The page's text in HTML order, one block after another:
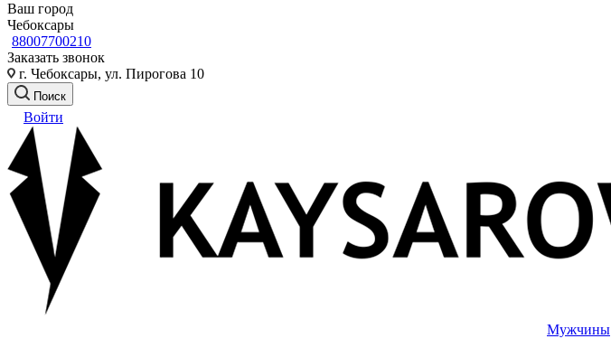
Ваш город
Чебоксары
88007700210
Заказать звонок
г. Чебоксары, ул. Пирогова 10
Поиск
Войти
Мужчины